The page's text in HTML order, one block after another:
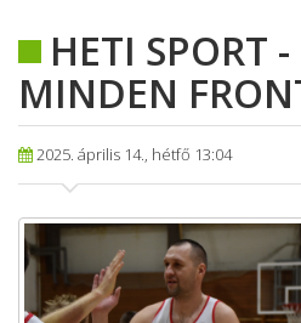
HETI SPORT -
MINDEN
2025. április 14., hétfő 13:04